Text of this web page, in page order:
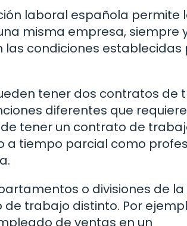
laboral española permite
misma empresa, siempre
las condiciones establecidas
tener dos contratos de
diferentes que
tener un contrato de
tiempo parcial como
o divisiones de la
trabajo distinto. Por
de ventas en un